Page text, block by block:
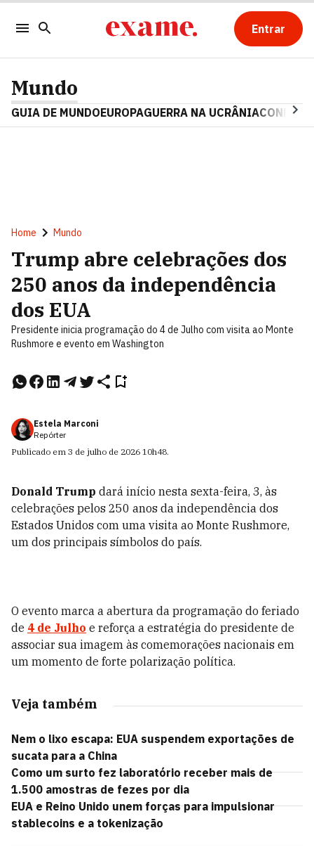
Entrar
Mundo
GUIA DE MUNDOEUROPAGUERRA NA UCRÂNIA
Home Mundo
Trump abre celebrações dos
250 anos da independência
dos EUA
Presidente inicia programação do 4 de Julho com visita ao Monte
Rushmore e evento em Washington
Estela Marconi
Repórter
Publicado em 3 de julho de 2026 10h48.
Donald Trump dará início nesta sexta-feira, 3, às
celebrações pelos 250 anos da independência dos
Estados Unidos com uma visita ao Monte Rushmore,
um dos principais símbolos do país.
O evento marca a abertura da programação do feriado
de 4 de Julho e reforça a estratégia do presidente de
associar sua imagem às comemorações nacionais em
um momento de forte polarização política.
Veja também
Nem o lixo escapa: EUA suspendem exportações de
sucata para a China
Como um surto fez laboratório receber mais de
1.500 amostras de fezes por dia
EUA e Reino Unido unem forças para impulsionar
stablecoins e a tokenização